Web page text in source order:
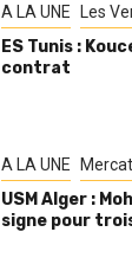
A LA UNE Les
ES Tunis :
contrat
A LA UNE
USM Alger :
signe pour